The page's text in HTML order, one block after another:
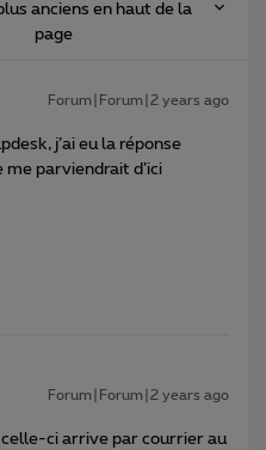
anciens en haut de la
page
Forum|Forum|2 years ago
j’ai eu la réponse
parviendrait d’ici
Forum|Forum|2 years ago
celle-ci arrive par courrier au